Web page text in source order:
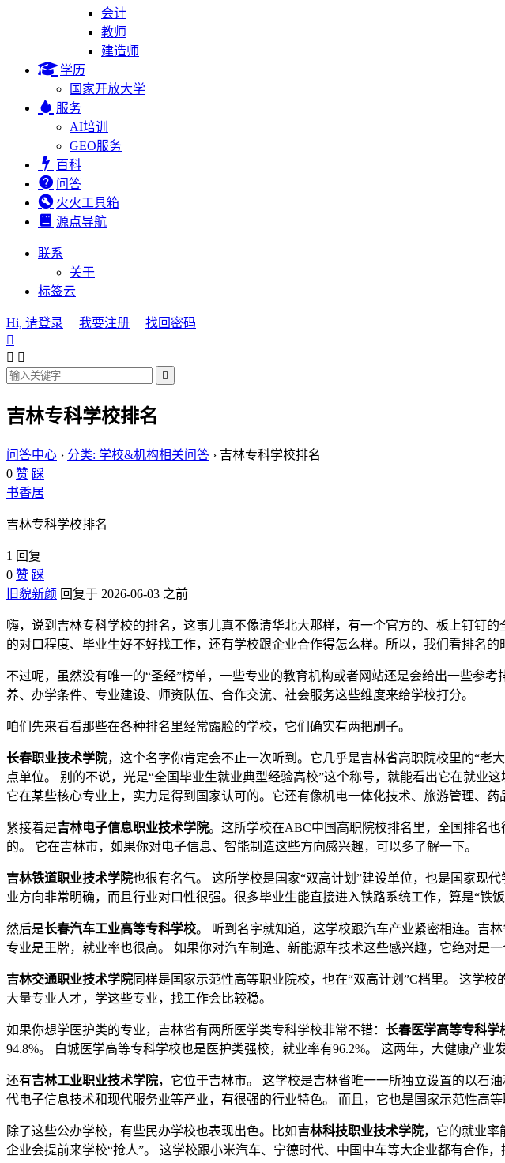
会计
教师
建造师
学历
国家开放大学
服务
AI培训
GEO服务
百科
问答
火火工具箱
源点导航
联系
关于
标签云
Hi, 请登录 我要注册
找回密码

 

吉林专科学校排名
问答中心 › 分类: 学校&机构相关问答 › 吉林专科学校排名
0 赞 踩
书香居
吉林专科学校排名
1 回复
0 赞 踩
旧貌新颜 回复于 2026-06-03 之前
嗨，说到吉林专科学校的排名，这事儿真不像清华北大那样，有一个官方的、板上钉钉
的对口程度、毕业生好不好找工作，还有学校跟企业合作得怎么样。所以，我们看排名的
不过呢，虽然没有唯一的“圣经”榜单，一些专业的教育机构或者网站还是会给出一些参
养、办学条件、专业建设、师资队伍、合作交流、社会服务这些维度来给学校打分。
咱们先来看看那些在各种排名里经常露脸的学校，它们确实有两把刷子。
长春职业技术学院，这个名字你肯定会不止一次听到。它几乎是吉林省高职院校里的“老
点单位。 别的不说，光是“全国毕业生就业典型经验高校”这个称号，就能看出它在就业
它在某些核心专业上，实力是得到国家认可的。它还有像机电一体化技术、旅游管理、药
紧接着是吉林电子信息职业技术学院。这所学校在ABC中国高职院校排名里，全国排名
的。 它在吉林市，如果你对电子信息、智能制造这些方向感兴趣，可以多了解一下。
吉林铁道职业技术学院也很有名气。 这所学校是国家“双高计划”建设单位，也是国家现
业方向非常明确，而且行业对口性很强。很多毕业生能直接进入铁路系统工作，算是“铁饭
然后是长春汽车工业高等专科学校。 听到名字就知道，这学校跟汽车产业紧密相连。吉
专业是王牌，就业率也很高。 如果你对汽车制造、新能源车技术这些感兴趣，它绝对是一
吉林交通职业技术学院同样是国家示范性高等职业院校，也在“双高计划”C档里。 这学
大量专业人才，学这些专业，找工作会比较稳。
如果你想学医护类的专业，吉林省有两所医学类专科学校非常不错： 长春医学高等专科学
94.8%。 白城医学高等专科学校也是医护类强校，就业率有96.2%。 这两年，大健康产
还有吉林工业职业技术学院，它位于吉林市。 这学校是吉林省唯一一所独立设置的以石
代电子信息技术和现代服务业等产业，有很强的行业特色。 而且，它也是国家示范性高等
除了这些公办学校，有些民办学校也表现出色。比如吉林科技职业技术学院，它的就业率
企业会提前来学校“抢人”。 这学校跟小米汽车、宁德时代、中国中车等大企业都有合作